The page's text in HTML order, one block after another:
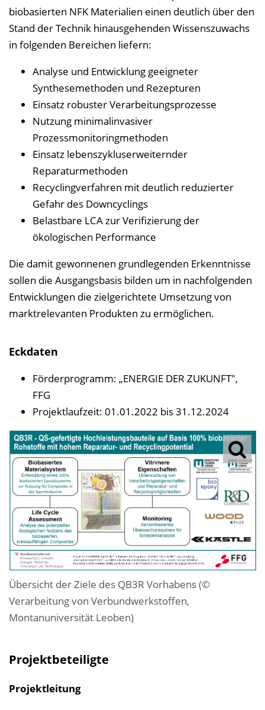
biobasierten NFK Materialien einen deutlich über den
Stand der Technik hinausgehenden Wissenszuwachs
in folgenden Bereichen liefern:
Analyse und Entwicklung geeigneter
Synthesemethoden und Rezepturen
Einsatz robuster Verarbeitungsprozesse
Nutzung minimalinvasiver
Prozessmonitoringmethoden
Einsatz lebenszykluserweiternder
Reparaturmethoden
Recyclingverfahren mit deutlich reduzierter
Gefahr des Downcyclings
Belastbare LCA zur Verifizierung der
ökologischen Performance
Die damit gewonnenen grundlegenden Erkenntnisse
sollen die Ausgangsbasis bilden um in nachfolgenden
Entwicklungen die zielgerichtete Umsetzung von
marktrelevanten Produkten zu ermöglichen.
Eckdaten
Förderprogramm: „ENERGIE DER ZUKUNFT",
FFG
Projektlaufzeit: 01.01.2022 bis 31.12.2024
Übersicht der Ziele des QB3R Vorhabens (©
Verarbeitung von Verbundwerkstoffen,
Montanuniversität Leoben)
Projektbeteiligte
Projektleitung